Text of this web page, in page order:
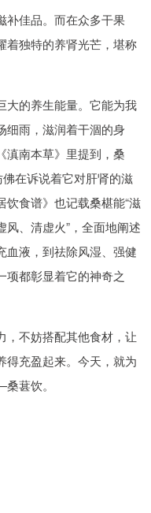
补佳品。而在众多干果
着独特的养肾光芒，堪称
大的养生能量。它能为我
细雨，滋润着干涸的身
滇南本草》里提到，桑
在诉说着它对肝肾的滋
食谱》也记载桑椹能“滋
、清虚火”，全面地阐述
血液，到祛除风湿、强健
项都彰显着它的神奇之
，不妨搭配其他食材，让
得充盈起来。今天，就为
葚饮。